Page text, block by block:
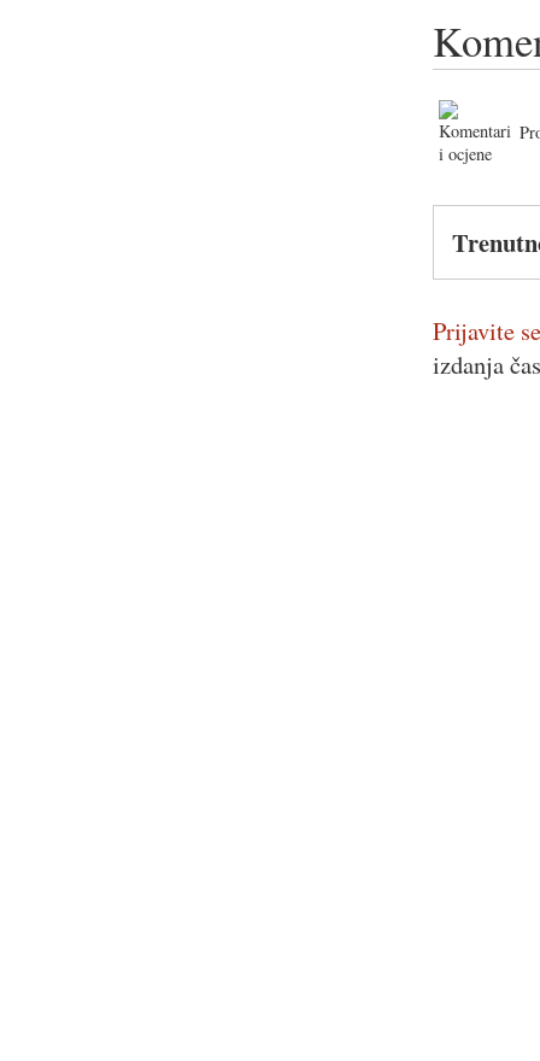
Prijavite
izdanja